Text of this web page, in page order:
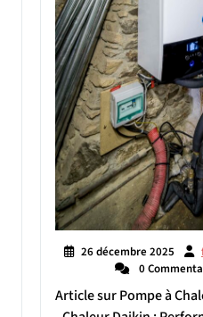
26 décembre 2025
0
Article sur Pompe à